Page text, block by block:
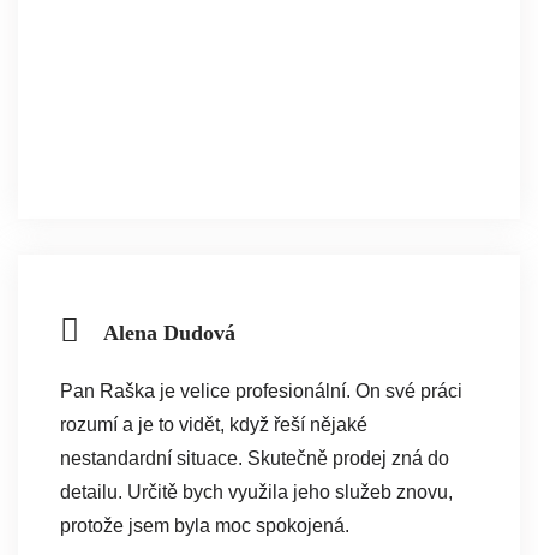
Alena Dudová
Pan Raška je velice profesionální. On své práci
rozumí a je to vidět, když řeší nějaké
nestandardní situace. Skutečně prodej zná do
detailu. Určitě bych využila jeho služeb znovu,
protože jsem byla moc spokojená.